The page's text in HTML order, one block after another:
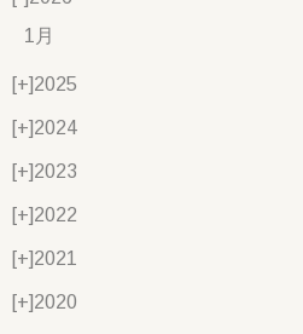
1月
[+]2025
[+]2024
[+]2023
[+]2022
[+]2021
[+]2020